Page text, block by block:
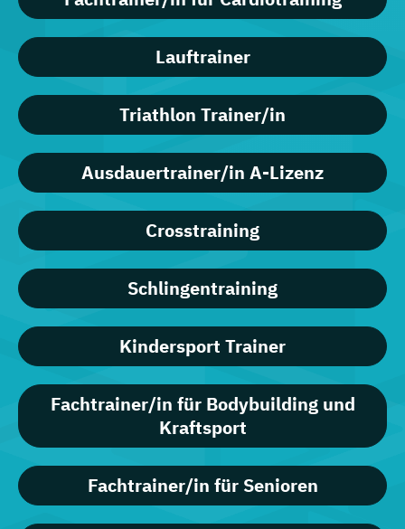
Lauftrainer
Triathlon Trainer/in
Ausdauertrainer/in A-Lizenz
Crosstraining
Schlingentraining
Kindersport Trainer
Fachtrainer/in für Bodybuilding und
Kraftsport
Fachtrainer/in für Senioren